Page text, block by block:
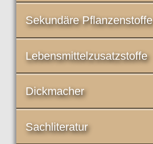
Sekundäre Pflanzenstoffe
Lebensmittelzusatzstoffe
Dickmacher
Sachliteratur